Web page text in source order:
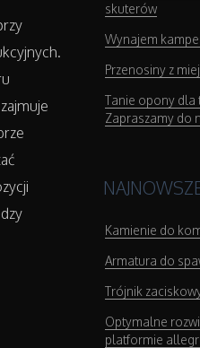
skuterów
Wynajem
Przenosiny z
Tanie opony dla
Zapraszamy do
Kamienie do
Armatura do
Trójnik
Optymalne
platformie